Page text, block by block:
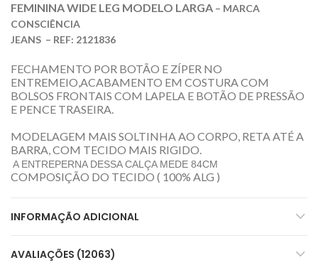
FEMININA WIDE LEG MODELO LARGA – MARCA
CONSCIÊNCIA
JEANS – REF: 2121836
FECHAMENTO POR BOTÃO E ZÍPER NO
ENTREMEIO,ACABAMENTO EM COSTURA COM
BOLSOS FRONTAIS COM LAPELA E BOTÃO DE PRESSÃO
E PENCE TRASEIRA.
MODELAGEM MAIS SOLTINHA AO CORPO, RETA ATÉ A
BARRA, COM TECIDO MAIS RIGIDO.
A ENTREPERNA DESSA CALÇA MEDE 84CM
COMPOSIÇÃO DO TECIDO ( 100% ALG )
INFORMAÇÃO ADICIONAL
AVALIAÇÕES (12063)